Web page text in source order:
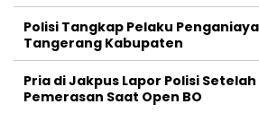
Polisi Tangkap Pelaku
Tangerang Kabupaten
Pria di Jakpus Lapor Polisi
Pemerasan Saat Open BO